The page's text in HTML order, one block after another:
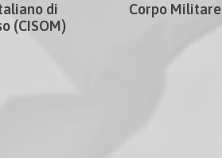
di
(CISOM)
Corpo Militare